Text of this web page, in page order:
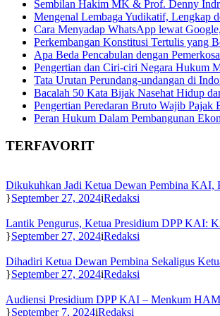
Sembilan Hakim MK & Prof. Denny
Mengenal Lembaga Yudikatif, Lengkap
Cara Menyadap WhatsApp lewat
Perkembangan Konstitusi Tertulis yang
Apa Beda Pencabulan dengan
Pengertian dan Ciri-ciri Negara Hukum
Tata Urutan Perundang-undangan di
Bacalah 50 Kata Bijak Nasehat Hidup
Pengertian Peredaran Bruto Wajib Pajak
Peran Hukum Dalam Pembangunan
TERFAVORIT
Dikukuhkan Jadi Ketua Dewan Pembina KAI,
September 27, 2024 Redaksi
Lantik Pengurus, Ketua Presidium DPP KAI:
September 27, 2024 Redaksi
Dihadiri Ketua Dewan Pembina Sekaligus
September 27, 2024 Redaksi
Audiensi Presidium DPP KAI – Menkum
September 7, 2024 Redaksi